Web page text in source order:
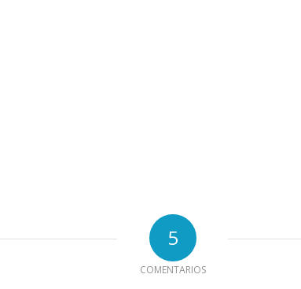
5
COMENTARIOS